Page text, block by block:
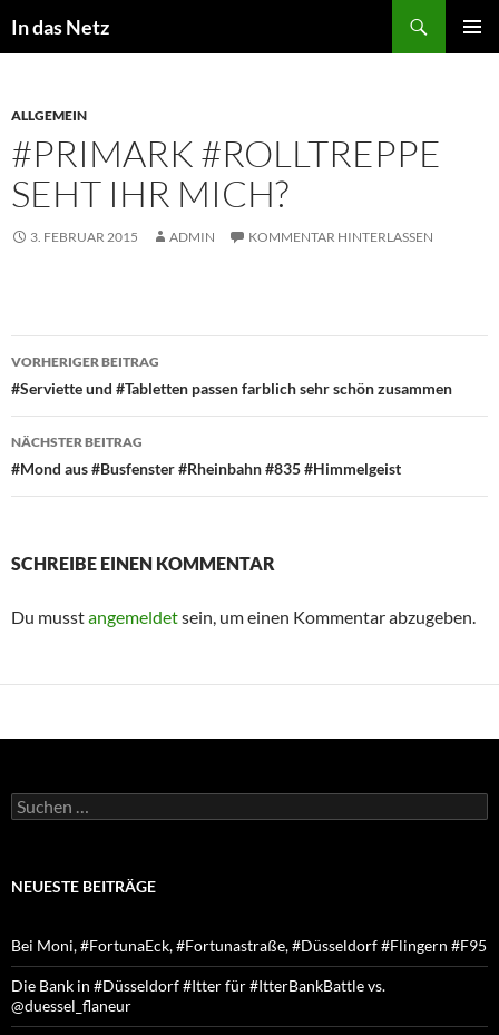
Inhalt
In das Netz
ALLGEMEIN
#PRIMARK #ROLLTREPPE
SEHT IHR MICH?
3. FEBRUAR 2015 ADMIN KOMMENTAR HINTERLASSEN
Beitragsnavigation
VORHERIGER BEITRAG
#Serviette und #Tabletten passen farblich sehr schön zusammen
NÄCHSTER BEITRAG
#Mond aus #Busfenster #Rheinbahn #835 #Himmelgeist
SCHREIBE EINEN KOMMENTAR
Du musstangemeldetsein, um einen Kommentar abzugeben.
Suchen
nach:
NEUESTE BEITRÄGE
Bei Moni, #FortunaEck, #Fortunastraße, #Düsseldorf #Flingern #F95
Die Bank in #Düsseldorf #Itter für #ItterBankBattle vs.
@duessel_flaneur